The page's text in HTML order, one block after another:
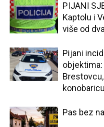
PIJANI
Kaptolu i
više od
Pijani
Pas bez